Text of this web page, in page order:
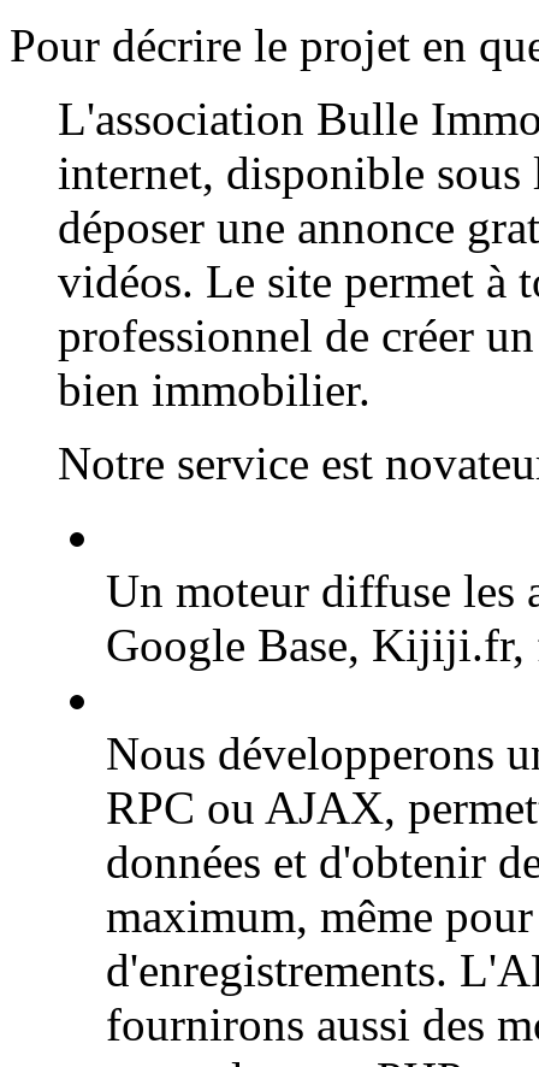
Pour décrire le projet en
L'association Bulle
internet, disponible
déposer une annonce
vidéos. Le site permet à
professionnel de créer
bien immobilier.
Notre service est
Un moteur diffuse les
Google Base, Kijiji.fr,
Nous développerons
RPC ou AJAX,
données et d'obtenir
maximum, même
d'enregistrements.
fournirons aussi des